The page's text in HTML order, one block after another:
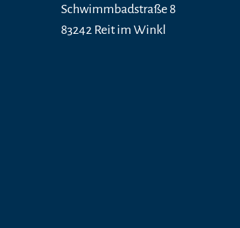
Schwimmbadstraße 8
83242 Reit im Winkl